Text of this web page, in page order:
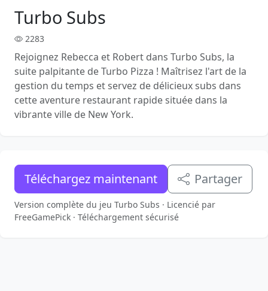
Turbo Subs
2283
Rejoignez Rebecca et Robert dans Turbo Subs, la
suite palpitante de Turbo Pizza ! Maîtrisez l'art de la
gestion du temps et servez de délicieux subs dans
cette aventure restaurant rapide située dans la
vibrante ville de New York.
Téléchargez maintenant Partager
Version complète du jeu Turbo Subs · Licencié par
FreeGamePick · Téléchargement sécurisé